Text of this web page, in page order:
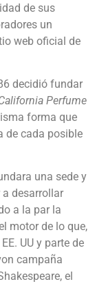
de sus
un
web oficial de
decidió fundar
Perfume
forma que
de cada posible
una sede y
desarrollar
a la par la
motor de lo que,
UU y parte de
campaña
el